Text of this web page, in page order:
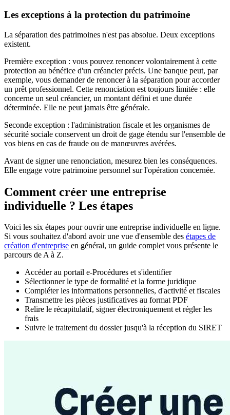
Les exceptions à la protection du patrimoine
La séparation des patrimoines n'est pas absolue. Deux exceptions
existent.
Première exception : vous pouvez renoncer volontairement à cette
protection au bénéfice d'un créancier précis. Une banque peut, par
exemple, vous demander de renoncer à la séparation pour accorder
un prêt professionnel. Cette renonciation est toujours limitée : elle
concerne un seul créancier, un montant défini et une durée
déterminée. Elle ne peut jamais être générale.
Seconde exception : l'administration fiscale et les organismes de
sécurité sociale conservent un droit de gage étendu sur l'ensemble de
vos biens en cas de fraude ou de manœuvres avérées.
Avant de signer une renonciation, mesurez bien les conséquences.
Elle engage votre patrimoine personnel sur l'opération concernée.
Comment créer une entreprise
individuelle ? Les étapes
Voici les six étapes pour ouvrir une entreprise individuelle en ligne.
Si vous souhaitez d'abord avoir une vue d'ensemble des étapes de
création d'entreprise en général, un guide complet vous présente le
parcours de A à Z.
Accéder au portail e-Procédures et s'identifier
Sélectionner le type de formalité et la forme juridique
Compléter les informations personnelles, d'activité et fiscales
Transmettre les pièces justificatives au format PDF
Relire le récapitulatif, signer électroniquement et régler les
frais
Suivre le traitement du dossier jusqu'à la réception du SIRET